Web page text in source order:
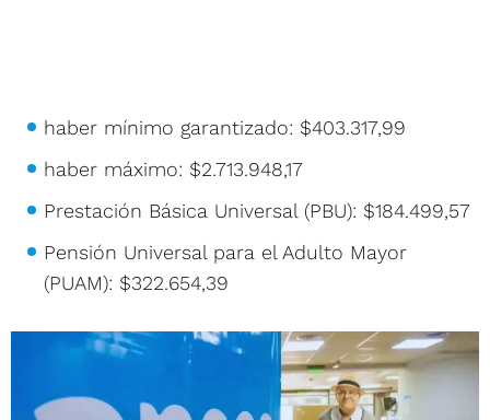
haber mínimo garantizado: $403.317,99
haber máximo: $2.713.948,17
Prestación Básica Universal (PBU): $184.499,57
Pensión Universal para el Adulto Mayor
(PUAM): $322.654,39